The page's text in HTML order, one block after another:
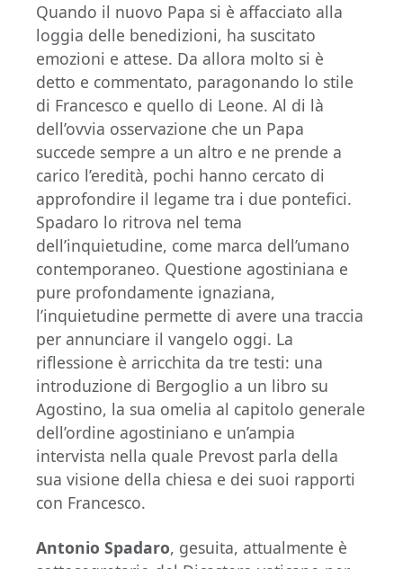
Quando il nuovo Papa si è affacciato alla
loggia delle benedizioni, ha suscitato
emozioni e attese. Da allora molto si è
detto e commentato, paragonando lo stile
di Francesco e quello di Leone. Al di là
dell’ovvia osservazione che un Papa
succede sempre a un altro e ne prende a
carico l’eredità, pochi hanno cercato di
approfondire il legame tra i due pontefici.
Spadaro lo ritrova nel tema
dell’inquietudine, come marca dell’umano
contemporaneo. Questione agostiniana e
pure profondamente ignaziana,
l’inquietudine permette di avere una traccia
per annunciare il vangelo oggi. La
riflessione è arricchita da tre testi: una
introduzione di Bergoglio a un libro su
Agostino, la sua omelia al capitolo generale
dell’ordine agostiniano e un’ampia
intervista nella quale Prevost parla della
sua visione della chiesa e dei suoi rapporti
con Francesco.
Antonio Spadaro, gesuita, attualmente è